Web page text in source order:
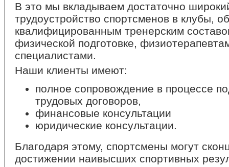
В это мы вкладываем достаточно
трудоустройство спортсменов в клубы,
квалифицированным тренерским
физической подготовке,
специалистами.
Наши клиенты имеют:
полное сопровождение в процессе
трудовых договоров,
финансовые консультации
юридические консультации.
Благодаря этому, спортсмены могут
достижении наивысших спортивных